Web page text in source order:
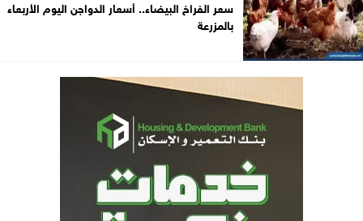
سعر الفراخ البيضاء.. أسعار الدواجن اليوم الأربعاء
بالمزرعة